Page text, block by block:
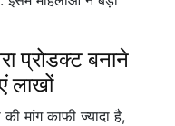
प्रोडक्ट बनाने
लाखों
मांग काफी ज्यादा है,